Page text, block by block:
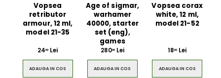
Vopsea
retributor
armour, 12 ml,
model 21-35
2400 Lei
ADAUGA IN COS
Age of sigmar,
warhamer
40000, starter
set (eng),
games
28000Lei
ADAUGA IN COS
Vopsea corax
white, 12 ml,
model 21-52
1800 Lei
ADAUGA IN COS